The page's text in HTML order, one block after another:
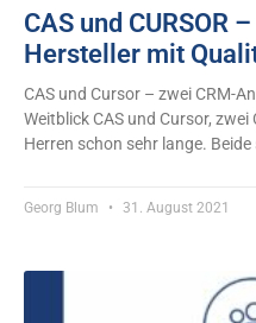
CAS und CURSOR
Hersteller mit
CAS und Cursor – zwei CRM-
Weitblick CAS und Cursor,
Herren schon sehr lange. Beide
Georg Blum 31. August 2021